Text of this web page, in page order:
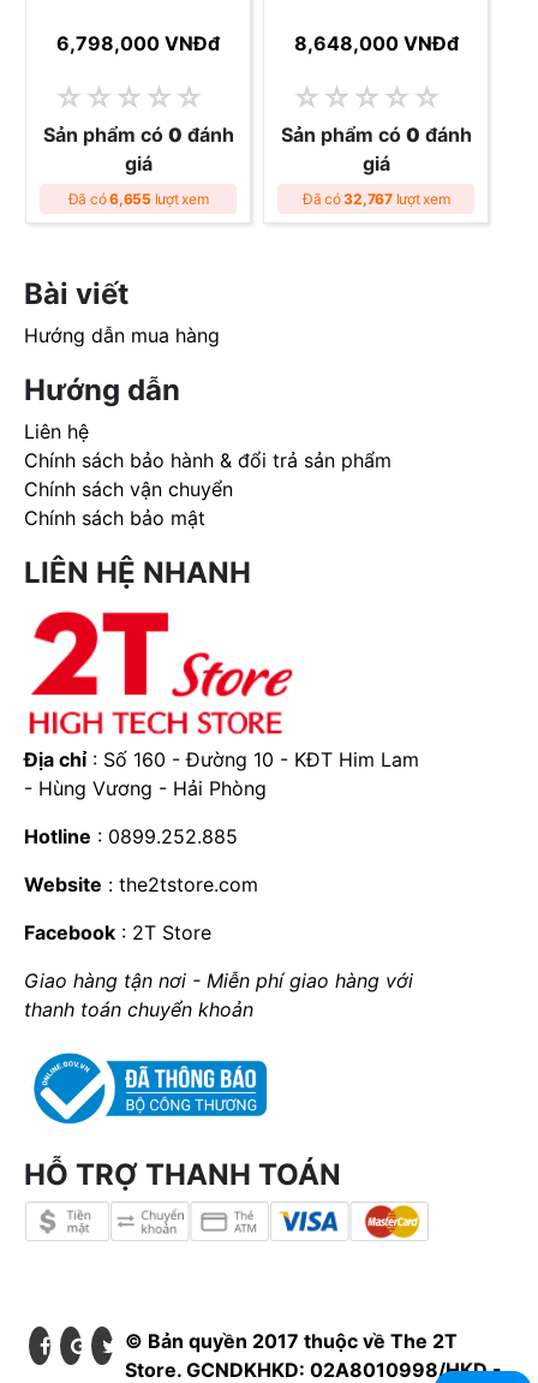
6,798,000 VNĐđ
☆ ☆ ☆ ☆ ☆
Sản phẩm có 0 đánh
giá
Đã có6,655 lượt xem
8,648,000 VNĐđ
☆ ☆ ☆ ☆ ☆
Sản phẩm có 0 đánh
giá
Đã có32,767lượt xem
Bài viết
Hướng dẫn mua hàng
Hướng dẫn
Liên hệ
Chính sách bảo hành & đổi trả sản phẩm
Chính sách vận chuyển
Chính sách bảo mật
LIÊN HỆ NHANH
Địa chỉ: Số 160 - Đường 10 - KĐT Him Lam
- Hùng Vương - Hải Phòng
Hotline : 0899.252.885
Website :the2tstore.com
Facebook : 2T Store
Giao hàng tận nơi - Miễn phí giao hàng với
thanh toán chuyển khoản
HỖ TRỢ THANH TOÁN
© Bản quyền 2017 thuộc về The 2T
Store. GCNDKHKD: 02A8010998/HKD -